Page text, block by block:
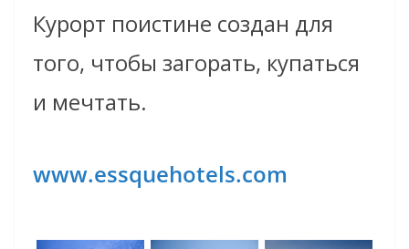
Курорт поистине создан для
того, чтобы загорать, купаться
и мечтать.
www.essquehotels.com